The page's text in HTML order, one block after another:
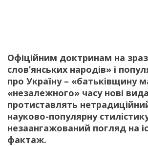
Офіційним доктринам на
слов’янських народів» і
про Україну – «батьківщину
«незалежного» часу нові
протиставлять
науково-популярну
незаангажований погляд на
фактаж.